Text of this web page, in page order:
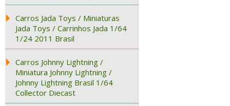
Carros Jada Toys / Miniaturas
Jada Toys / Carrinhos Jada 1/64
1/24 2011 Brasil
Carros Johnny Lightning /
Miniatura Johnny Lightning /
Johnny Lightning Brasil 1/64
Collector Diecast